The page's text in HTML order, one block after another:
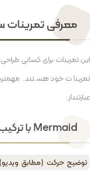
معرفی تمرینات
این تمرینات برای کسانی
تمرینات خود هستند.
عبارتنداز:
Mermaid با ترکیب دست
توضیح حرکت (مطابق